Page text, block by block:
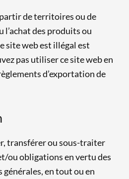
partir de territoires ou de
l’achat des produits ou
site web est illégal est
pas utiliser ce site web en
d’exportation de
transférer ou sous-traiter
ou obligations en vertu des
en tout ou en